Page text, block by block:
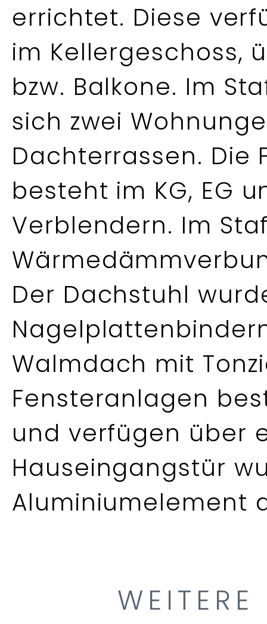
errichtet. Diese
im Kellergeschoss,
bzw. Balkone. Im
sich zwei
Dachterrassen. Die
besteht im KG, EG
Verblendern. Im
Der Dachstuhl
Walmdach mit
Fensteranlagen
und verfügen über
Hauseingangstür
Aluminiumelement
WEITERE